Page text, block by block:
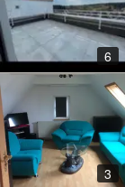
6
3